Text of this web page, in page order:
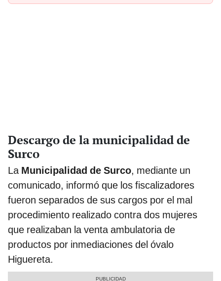
Descargo de la municipalidad de
Surco
La Municipalidad de Surco, mediante un
comunicado, informó que los fiscalizadores
fueron separados de sus cargos por el mal
procedimiento realizado contra dos mujeres
que realizaban la venta ambulatoria de
productos por inmediaciones del óvalo
Higuereta.